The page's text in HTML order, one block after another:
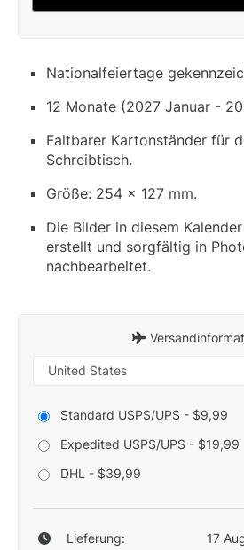
Nationalfeiertage
12 Monate (2027 Januar -
Faltbarer Kartonständer für
Schreibtisch.
Größe: 254 x 127 mm.
Die Bilder in diesem
erstellt und sorgfältig in
nachbearbeitet.
Standard USPS/UPS - $9,99
Expedited USPS/UPS - $19,99
DHL - $39,99
Lieferung:
17